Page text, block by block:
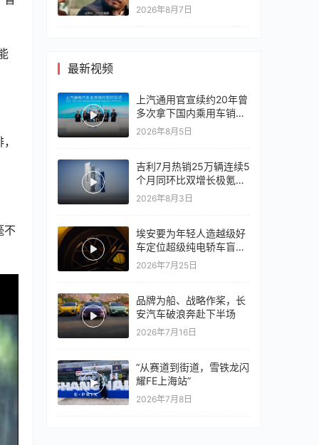
不
2026年8月7日
最新视频
上汽通用官宣续约20年曾
多次拿下国内乘用车销冠
竞争激烈，上汽通用有信
2026年8月5日
吉利7月热销25万辆连续5
个月同环比双增长极氪销
量同比翻倍，出口再破10
2026年8月3日
埃安要为年轻人造越级好
车定位超级纯电轿车盲猜
18万以上
2026年7月25日
品牌为船、战略作桨，长
安汽车破浪奔赴下半场
2026年7月16日
“从赛道到街道，雪铁龙闪
耀FE上海站”
2026年7月8日